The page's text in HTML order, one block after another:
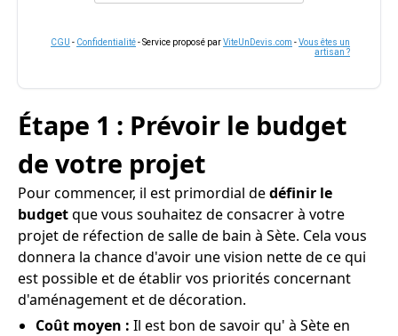
CGU - Confidentialité- Service proposé parViteUnDevis.com -Vous êtes un
artisan ?
Étape 1 : Prévoir le budget
de votre projet
Pour commencer, il est primordial dedéfinir le
budgetque vous souhaitez de consacrer à votre
projet de réfection de salle de bain à Sète. Cela vous
donnera la chance d'avoir une vision nette de ce qui
est possible et de établir vos priorités concernant
d'aménagement et de décoration.
Coût moyen : Il est bon de savoir qu' à Sète en